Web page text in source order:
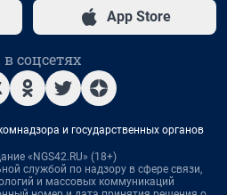
App Store
соцсетях
и государственных органов
«NGS42.RU» (18+)
службой по надзору в сфере связи,
и массовых коммуникаций